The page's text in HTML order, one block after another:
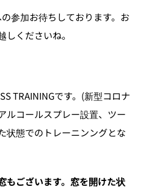
参加お待ちしております。お
くださいね。
TRAININGです。(新型コロナ
ルコールスプレー設置、ツー
状態でのトレーニンングとな
もございます。窓を開けた状